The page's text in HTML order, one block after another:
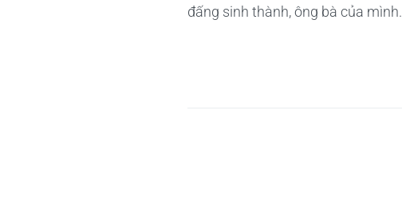
đấng sinh thành, ông bà của mình.